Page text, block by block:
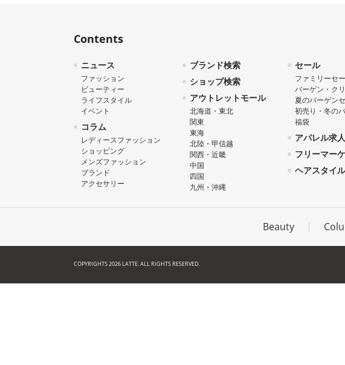
Contents
ニュース
ファッション
ビューティー
ライフスタイル
イベント
コラム
レディースファッション
ショッピング
メンズファッション
ブランド
アクセサリー
ブランド検索
ショップ検索
アウトレットモール
北海道・東北
関東
東海
北陸・甲信越
関西・近畿
中国
四国
九州・沖縄
セール
ファミリーセ
バーゲン・ク
夏のバーゲン
初売り・冬の
福袋
アパレル求人
フリーマー
ヘアスタイル
Beauty
COPYRIGHTS 2026 LATTE. ALL RIGHTS RESERVED.